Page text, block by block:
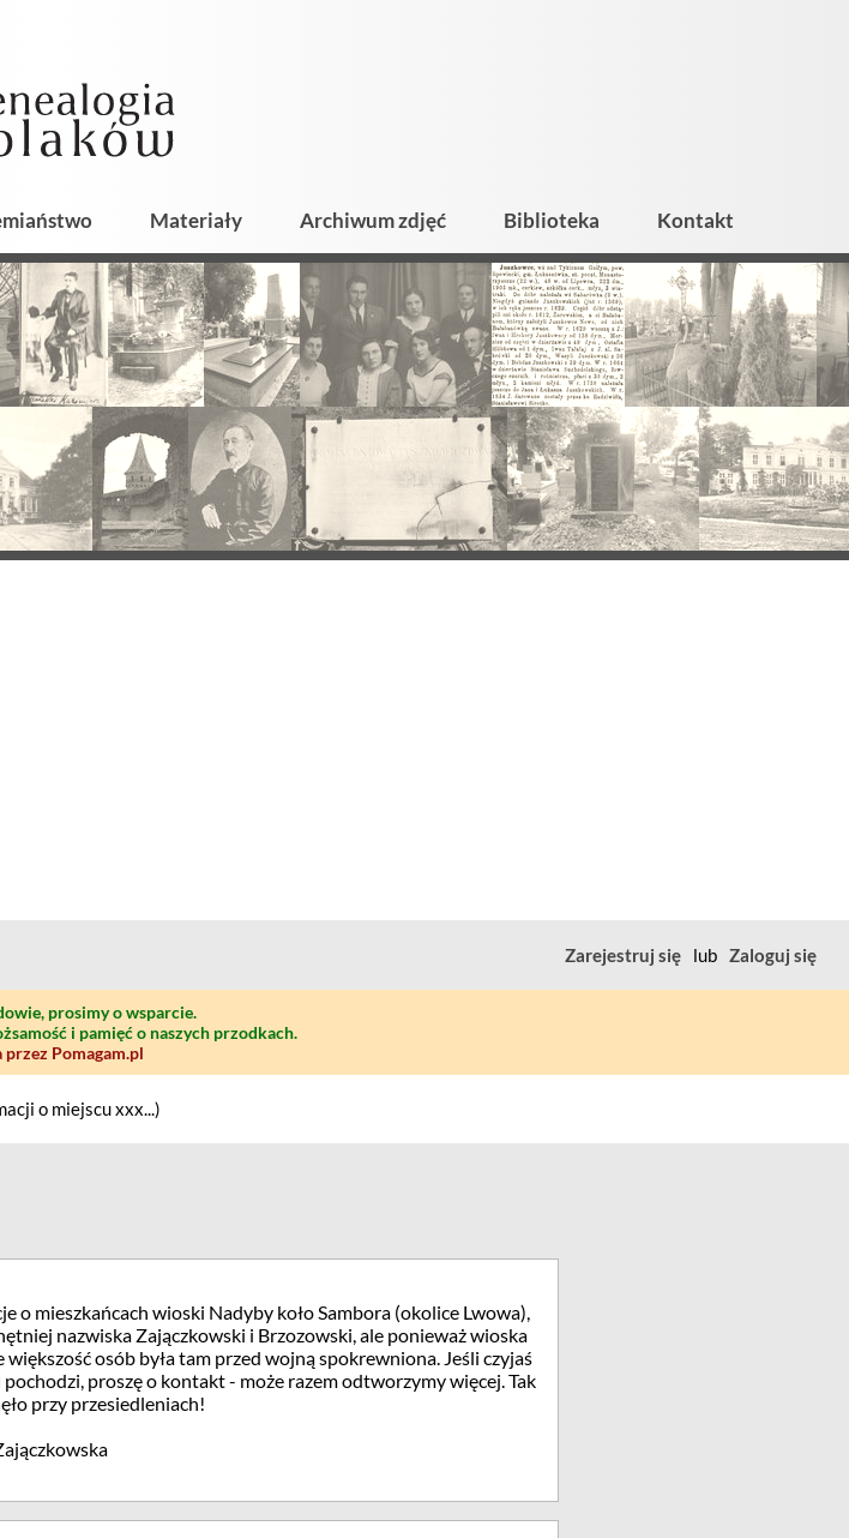
Materiały Archiwum zdjęć Biblioteka Kontakt
Zarejestruj się lub Zaloguj się
prosimy o wsparcie.
i pamięć o naszych przodkach.
Pomagam.pl
o miejscu xxx...)
o mieszkańcach wioski Nadyby koło Sambora (okolice Lwowa),
nazwiska Zajączkowski i Brzozowski, ale ponieważ wioska
większość osób była tam przed wojną spokrewniona. Jeśli czyjaś
proszę o kontakt - może razem odtworzymy więcej. Tak
przy przesiedleniach!